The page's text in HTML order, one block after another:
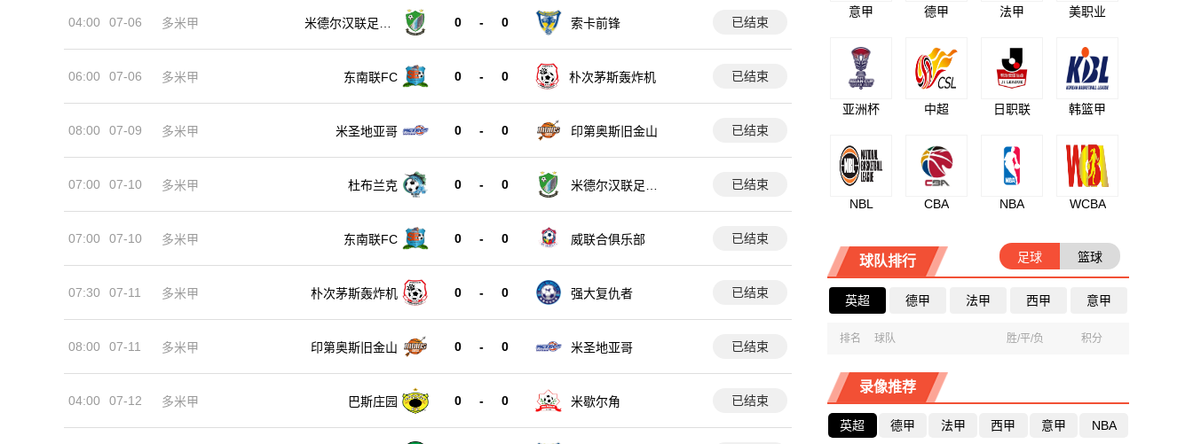
04:00 07-06 多米甲
米德尔汉联足球
0 - 0 索卡前锋 已结束
06:00 07-06 多米甲 东南联FC 0 - 0 朴次茅斯轰炸机 已结束
08:00 07-09 多米甲 米圣地亚哥 0 - 0 印第奥斯旧金山 已结束
07:00 07-10 多米甲 杜布兰克 0 - 0
米德尔汉联足球
已结束
07:00 07-10 多米甲 东南联FC 0 - 0 威联合俱乐部 已结束
07:30 07-11 多米甲 朴次茅斯轰炸机 0 - 0 强大复仇者 已结束
08:00 07-11 多米甲 印第奥斯旧金山 0 - 0 米圣地亚哥 已结束
04:00 07-12 多米甲 巴斯庄园 0 - 0 米歇尔角 已结束
意甲 德甲 法甲 美职业
亚洲杯 中超 日职联 韩篮甲
NBL CBA NBA WCBA
球队排行 足球 篮球
英超 德甲 法甲 西甲 意甲
排名 球队 胜/平/负 积分
录像推荐
英超 德甲 法甲 西甲 意甲 NBA